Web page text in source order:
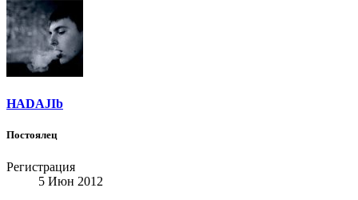
HADAJIb
Постоялец
Регистрация
5 Июн 2012